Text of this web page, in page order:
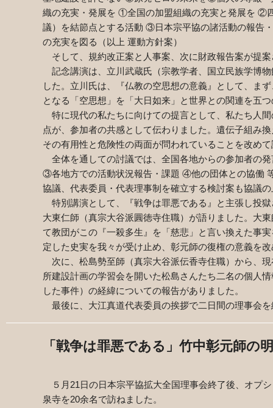
織の充実・発展を ①全国の加盟組織の充実と発展を ②
議）を結節点とする活動 ③日本宗平協の諸活動の報告
の充実を図る（以上 運動方針案）
そして、規約改正案と人事案、次に財政報告案が提
記念講演は、立川武蔵氏（宗教学者、国立民族学博
した。立川氏は、『仏教の空思想の意義』として、ま
となる「空思想」を「大日如来」と世界との関連を五
特に現代の私たちに向けての提言として、私たち人
点が、参加者の共感として伝わりました。遺伝子組み
その有用性と危険性の両面が問われていることを改め
全体を通しての討議では、全国各地からの参加者の
③各地方での活動状況報告・課題 ④他の団体との協働
協議、代表委員・代表理事制を確立する検討案も協議
特別講演として、『戦争は罪悪である』と主張し投
大東仁師（真宗大谷派圓徳寺住職）が語りました。大
て教団がこの『一殺多生』を「慈悲」と言い換えた事
定した史実を我々が受け止め、彰元師の復権の意義を
次に、松島勢至師（真宗大谷派伝香寺住職）から、
所建設計画の学習会を開いた松島さんたち二名の個人
した事件）の経緯についての報告がありました。
最後に、大江真道代表委員の挨拶で二日間の理事会
「戦争は罪悪である」 竹中彰元師の
５月 21日の日本宗平協拡大全国理事会終了後、オプ
泉寺を20余名で訪ねました。